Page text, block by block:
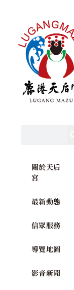
關於天后
宮
最新動態
信眾服務
導覽地圖
影音新聞